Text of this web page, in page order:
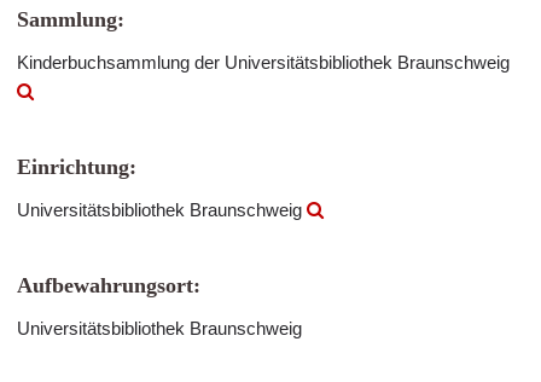
Sammlung:
Kinderbuchsammlung der Universitätsbibliothek Braunschweig
Einrichtung:
Universitätsbibliothek Braunschweig
Aufbewahrungsort:
Universitätsbibliothek Braunschweig